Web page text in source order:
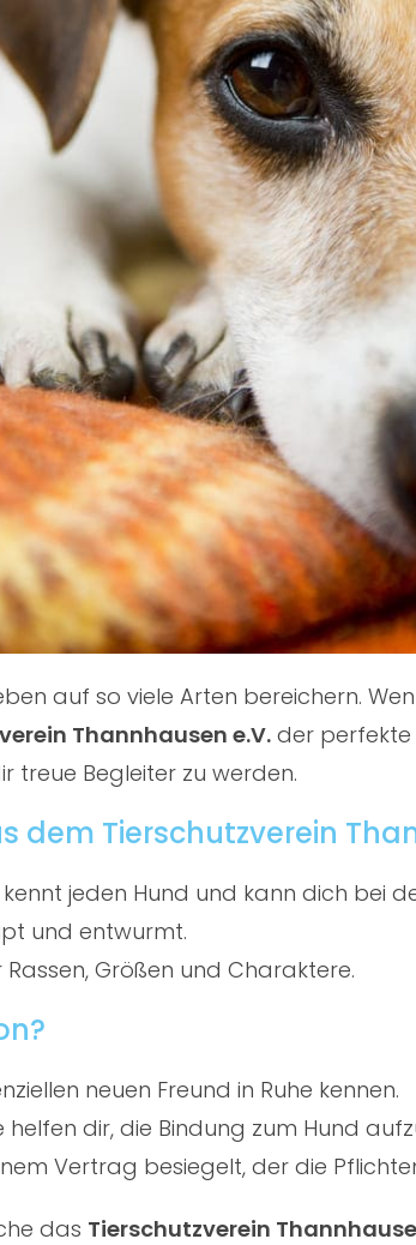
auf so viele Arten bereichern.
Thannhausen e.V. der perfekte
treue Begleiter zu werden.
dem Tierschutzverein
jeden Hund und kann dich bei
und entwurmt.
Größen und Charaktere.
neuen Freund in Ruhe kennen.
dir, die Bindung zum Hund
Vertrag besiegelt, der die
das Tierschutzverein